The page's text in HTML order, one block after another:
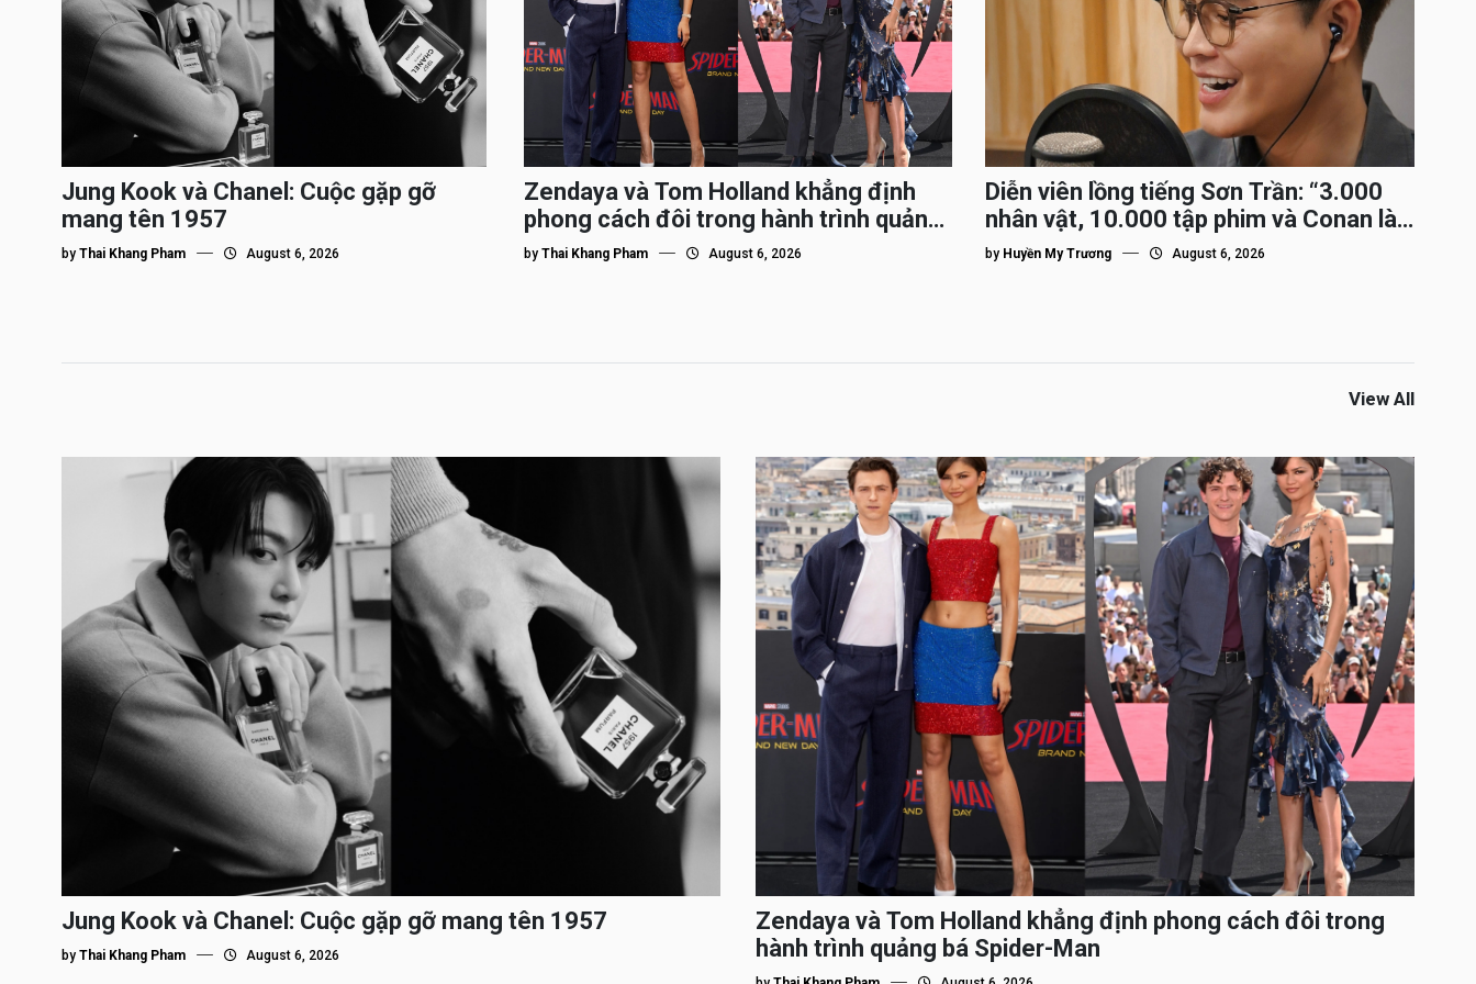
Jung Kook và Chanel: Cuộc gặp gỡ
mang tên 1957
by Thai Khang Pham August 6, 2026
Zendaya và Tom Holland khẳng định
phong cách đôi trong hành trình quảng
bá Spider-Man
by Thai Khang Pham August 6, 2026
Diễn viên lồng tiếng Sơn Trần: “3.000
nhân vật, 10.000 tập phim và Conan là
nhân vật gắn bó lâu nhất”
by Huyền My Trương August 6, 2026
View All
Jung Kook và Chanel: Cuộc gặp gỡ mang tên 1957
by Thai Khang Pham August 6, 2026
Zendaya và Tom Holland khẳng định phong cách đôi trong
hành trình quảng bá Spider-Man